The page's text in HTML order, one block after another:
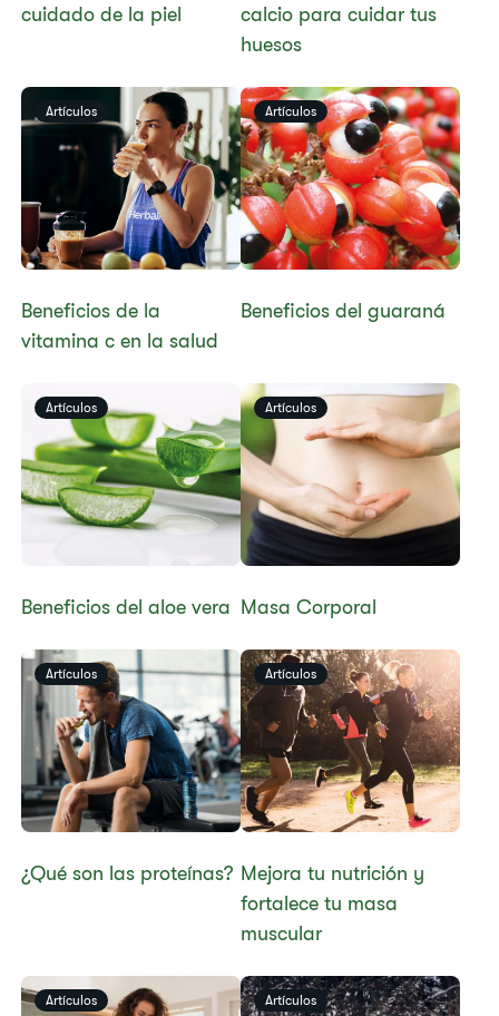
cuidado de la piel
calcio para cuidar tus
huesos
Artículos
Beneficios de la
vitamina c en la salud
Artículos
Beneficios del guaraná
Artículos
​​​​Beneficios del aloe vera
Artículos
Masa Corporal
Artículos
¿Qué son las proteínas?
Artículos
Mejora tu nutrición y
fortalece tu masa
muscular
Artículos Artículos